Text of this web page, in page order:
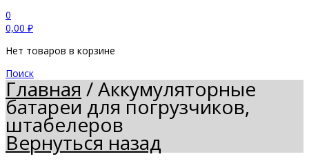
0
0,00 ₽
Нет товаров в корзине
Поиск
Главная/Аккумуляторные
батареи для погрузчиков,
штабелеров
Вернуться назад